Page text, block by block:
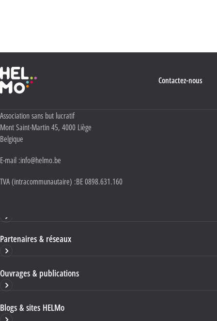
Haute École Libre Mosane
Contactez-nous
Adresse :
Association sans but lucratif
Mont Saint-Martin 45, 4000 Liège
Belgique
E-mail :info@helmo.be
TVA (intracommunautaire) :BE 0898.631.160
Partenaires & réseaux
Ouvrages & publications
Blogs & sites HELMo